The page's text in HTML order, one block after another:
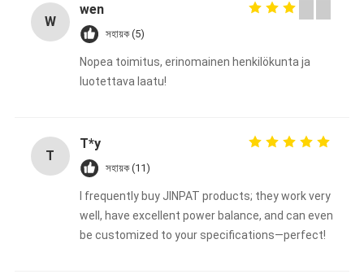
W
wen
সহায়ক (5)
Nopea toimitus, erinomainen henkilökunta ja
luotettava laatu!
T
T*y
সহায়ক (11)
I frequently buy JINPAT products; they work very
well, have excellent power balance, and can even
be customized to your specifications—perfect!